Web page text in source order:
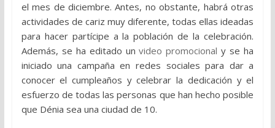
el mes de diciembre. Antes, no obstante, habrá otras
actividades de cariz muy diferente, todas ellas ideadas
para hacer partícipe a la población de la celebración.
Además, se ha editado unvideo promocional y se ha
iniciado una campaña en redes sociales para dar a
conocer el cumpleaños y celebrar la dedicación y el
esfuerzo de todas las personas que han hecho posible
que Dénia sea una ciudad de 10.